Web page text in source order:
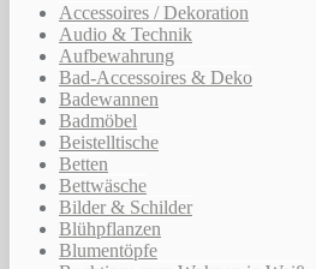
Accessoires / Dekoration
Audio & Technik
Aufbewahrung
Bad-Accessoires & Deko
Badewannen
Badmöbel
Beistelltische
Betten
Bettwäsche
Bilder & Schilder
Blühpflanzen
Blumentöpfe